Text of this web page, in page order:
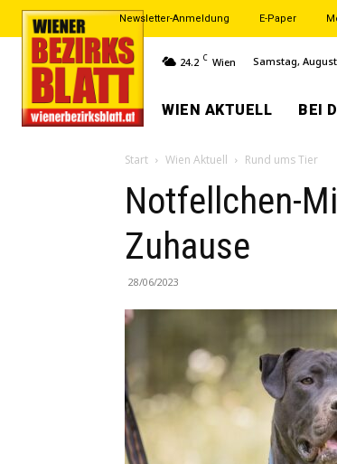
Newsletter-Anmeldung E-Paper
24.2 C Wien Samstag, August
WIEN AKTUELL BEI
Start Wien Aktuell Rund ums Tier
Notfellchen-
Zuhause
28/06/2023